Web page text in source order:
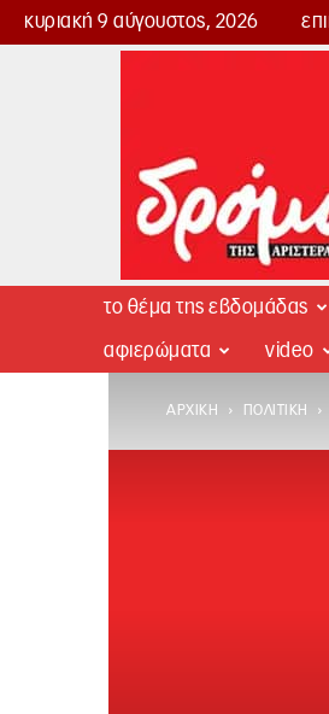
κυριακή 9 αύγουστος, 2026
Δρόμος
το θέμα της εβδομάδας
αφιερώματα video
ΑΡΧΙΚΉ ΠΟΛΙΤΙΚΉ